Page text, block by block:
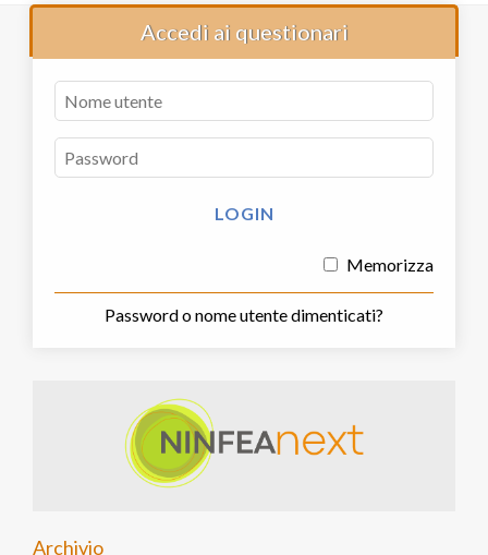
Accedi ai questionari
Memorizza
Password o nome utente dimenticati?
Archivio